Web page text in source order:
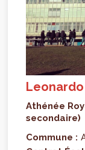
Athénée
secondaire)
Commune :